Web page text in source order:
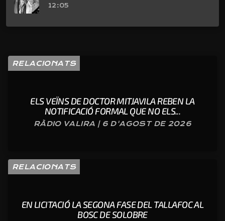
12:05
RELACIONATS
ELS VEÏNS DE DOCTOR MITJAVILA REBEN LA
NOTIFICACIÓ FORMAL QUE NO ELS...
RÀDIO VALIRA | 6 D'AGOST DE 2026
RELACIONATS
EN LICITACIÓ LA SEGONA FASE DEL TALLAFOC AL
BOSC DE SOLOBRE